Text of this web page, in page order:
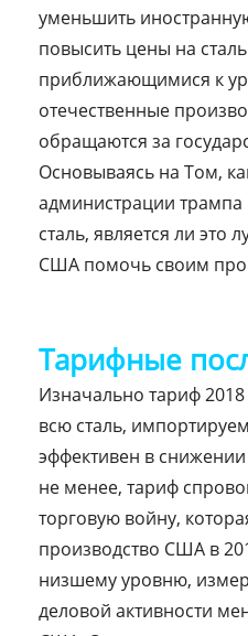
уменьшить
повысить цены на
приближающимися к
отечественные
обращаются за
Основываясь на Том,
администрации
сталь, является ли это
США помочь своим
Тарифные
Изначально тариф
всю сталь,
эффективен в
не менее, тариф
торговую войну,
производство США в
низшему уровню,
деловой активности